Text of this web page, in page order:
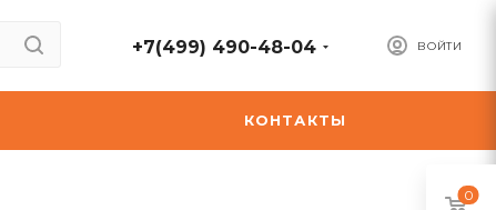
ВОЙТИ
+7(499) 490-48-04
КОНТАКТЫ
0